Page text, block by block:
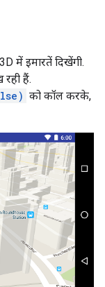
में इमारतें दिखेंगी.
हैं.
को कॉल करके,